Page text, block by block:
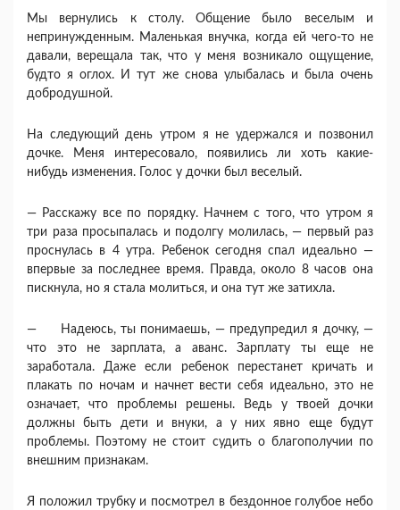
Мы вернулись к столу. Общение было веселым и
непринужденным. Маленькая внучка, когда ей чего-то не
давали, верещала так, что у меня возникало ощуще­ние,
будто я оглох. И тут же снова улыбалась и была очень
добродушной.
На следующий день утром я не удержался и по­звонил
дочке. Меня интересовало, появились ли хоть какие-
нибудь изменения. Голос у дочки был веселый.
— Расскажу все по порядку. Начнем с того, что утром я
три раза просыпалась и подолгу молилась, — первый раз
проснулась в 4 утра. Ребенок сегодня спал идеаль­но —
впервые за последнее время. Правда, около 8 часов она
пискнула, но я стала молиться, и она тут же затихла.
— Надеюсь, ты понимаешь, — предупредил я доч­ку, —
что это не зарплата, а аванс. Зарплату ты еще не
заработала. Даже если ребенок перестанет кричать и
плакать по ночам и начнет вести себя идеально, это не
означает, что проблемы решены. Ведь у твоей доч­ки
должны быть дети и внуки, а у них явно еще будут
проблемы. Поэтому не стоит судить о благополучии по
внешним признакам.
Я положил трубку и посмотрел в бездонное голубое небо